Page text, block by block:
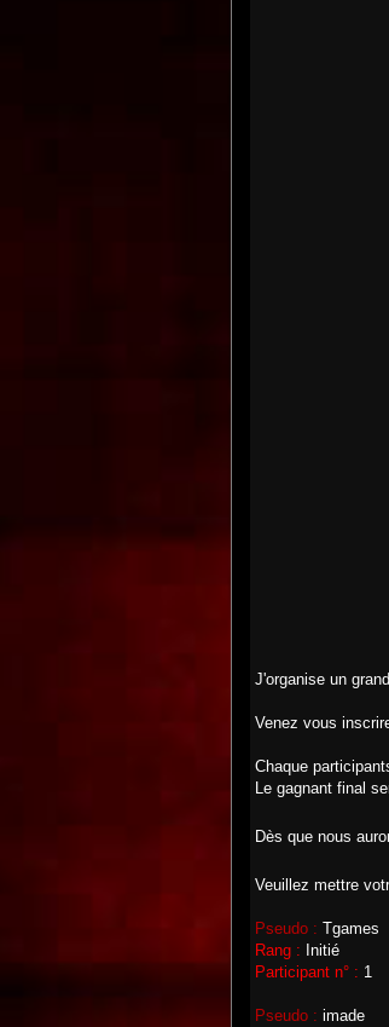
J'organise un
Venez vous
Chaque
Le gagnant final
Dès que nous
Veuillez mettre
Pseudo : Tgames
Rang : Initié
Participant n° : 1
Pseudo : imade